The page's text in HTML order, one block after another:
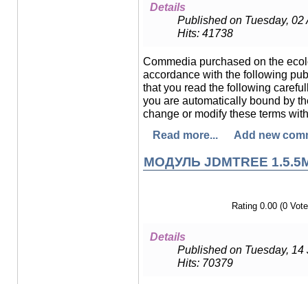
Details
Published on Tuesday, 02
Hits: 41738
Commedia purchased on the
accordance with the following
that you read the following
you are automatically bound by
change or modify these terms
Read more...
Add new
МОДУЛЬ JDMTREE
Rating 0.00 (0
Details
Published on Tuesday, 14
Hits: 70379